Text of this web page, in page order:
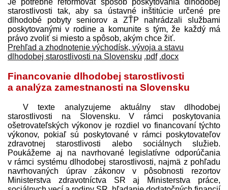
Je potrebné reformovať spôsob poskytovania dlhodobej
starostlivosti tak, aby sa ústavné inštitúcie určené pre
dlhodobé pobyty seniorov a ZŤP nahrádzali službami
poskytovanými v rodine a komunite s tým, že každý má
právo zvoliť si miesto a spôsob, akým chce žiť.
Prehľad a zhodnotenie východísk, vývoja a stavu
dlhodobej starostlivosti na Slovensku .pdf .docx
Financovanie dlhodobej starostlivosti
a analýza zamestnanosti na Slovensku
V texte analyzujeme aktuálny stav dlhodobej
starostlivosti na Slovensku. V rámci poskytovania
ošetrovateľských výkonov je rozdiel vo financovaní týchto
výkonov, pokiaľ sú poskytované v rámci poskytovateľov
zdravotnej starostlivosti alebo sociálnych služieb.
Poukážeme aj na navrhované legislatívne odporúčania
v rámci systému dlhodobej starostlivosti, najmä z pohľadu
navrhovaných úprav zákonov v pôsobnosti rezortov
Ministerstva zdravotníctva SR aj Ministerstva práce,